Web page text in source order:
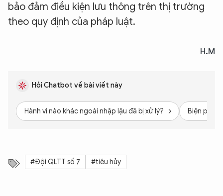
bảo đảm điều kiện lưu thông trên thị trường
theo quy định của pháp luật.
H.M
Hỏi Chatbot về bài viết này
Hành vi nào khác ngoài nhập lậu đã bị xử lý? Biện
#Đội QLTT số 7 #tiêu hủy